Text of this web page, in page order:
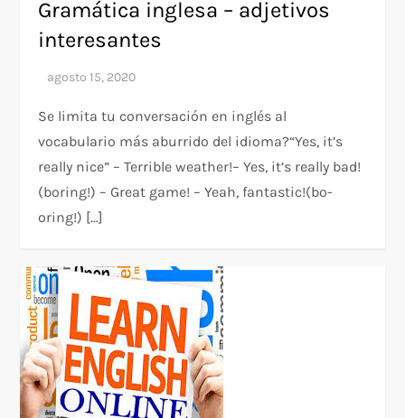
Gramática inglesa – adjetivos
interesantes
Se limita tu conversación en inglés al
vocabulario más aburrido del idioma?“Yes, it’s
really nice” – Terrible weather!– Yes, it’s really bad!
(boring!) – Great game! – Yeah, fantastic!(bo-
oring!) […]